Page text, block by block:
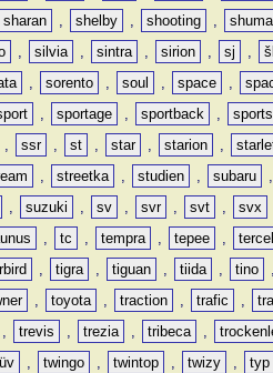
sharan , shelby , shooting , shuma
, silvia , sintra , sirion , sj ,
, sorento , soul , space ,
, sportage , sportback , sports
, ssr , st , star , starion ,
, streetka , studien , subaru ,
, suzuki , sv , svr , svt , svx
, tc , tempra , tepee , tercel
, tigra , tiguan , tiida , tino ,
, toyota , traction , trafic ,
, trevis , trezia , tribeca ,
, twingo , twintop , twizy , typ